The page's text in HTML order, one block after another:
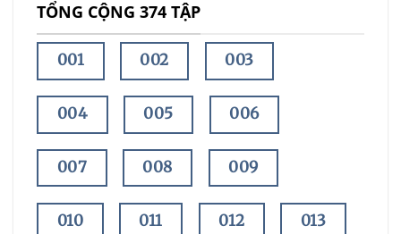
TỔNG CỘNG 374 TẬP
001 002 003
004 005 006
007 008 009
010 011 012 013